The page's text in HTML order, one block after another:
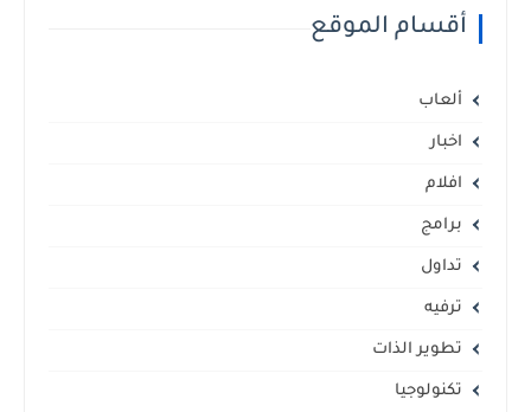
أقسام الموقع
ألعاب
اخبار
افلام
برامج
تداول
ترفيه
تطوير الذات
تكنولوجيا